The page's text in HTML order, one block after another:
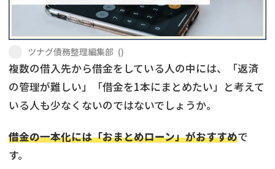
会社破産・法人破産
闇金
個人再生（民事再生）
借金問題
ツナグ債務整理編集部 ()
複数の借入先から借金をしている人の中には、「返済
の管理が難しい」「借金を1本にまとめたい」と考えて
いる人も少なくないのではないでしょうか。
借金の一本化には「おまとめローン」がおすすめで
す。